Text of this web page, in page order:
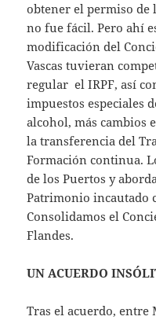
obtener el permiso de
no fue fácil. Pero ahí
modificación del
Vascas tuvieran
regular el IRPF, así
impuestos especiales
alcohol, más cambios
la transferencia del
Formación continua.
de los Puertos y
Patrimonio incautado
Consolidamos el
Flandes.
UN ACUERDO
Tras el acuerdo, entre